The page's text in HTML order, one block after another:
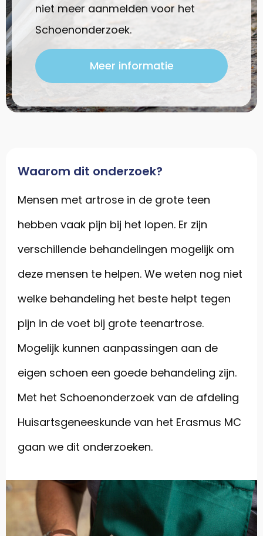
niet meer aanmelden voor het
Schoenonderzoek.
Meer informatie
Waarom dit onderzoek?
Mensen met artrose in de grote teen
hebben vaak pijn bij het lopen. Er zijn
verschillende behandelingen mogelijk om
deze mensen te helpen. We weten nog niet
welke behandeling het beste helpt tegen
pijn in de voet bij grote teenartrose.
Mogelijk kunnen aanpassingen aan de
eigen schoen een goede behandeling zijn.
Met het Schoenonderzoek van de afdeling
Huisartsgeneeskunde van het Erasmus MC
gaan we dit onderzoeken.